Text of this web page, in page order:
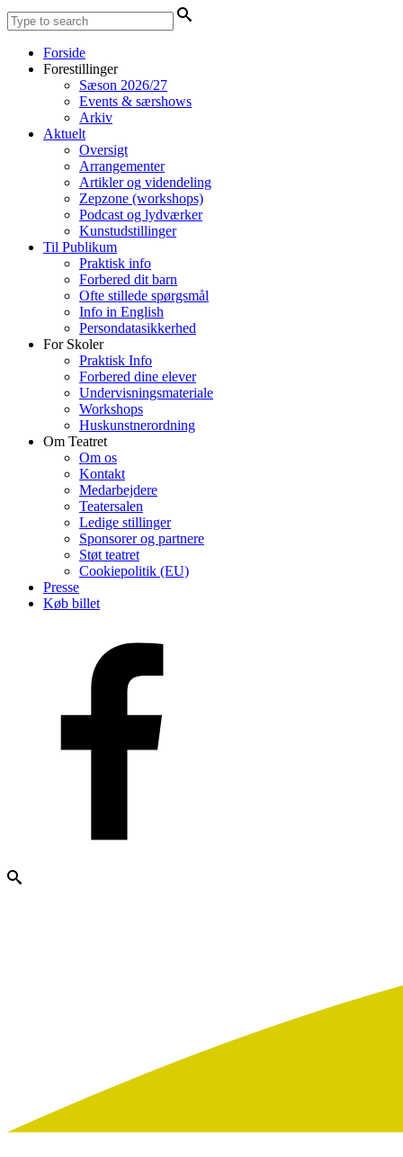
Forside
Forestillinger
Sæson 2026/27
Events & særshows
Arkiv
Aktuelt
Oversigt
Arrangementer
Artikler og videndeling
Zepzone (workshops)
Podcast og lydværker
Kunstudstillinger
Til Publikum
Praktisk info
Forbered dit barn
Ofte stillede spørgsmål
Info in English
Persondatasikkerhed
For Skoler
Praktisk Info
Forbered dine elever
Undervisningsmateriale
Workshops
Huskunstnerordning
Om Teatret
Om os
Kontakt
Medarbejdere
Teatersalen
Ledige stillinger
Sponsorer og partnere
Støt teatret
Cookiepolitik (EU)
Presse
Køb billet